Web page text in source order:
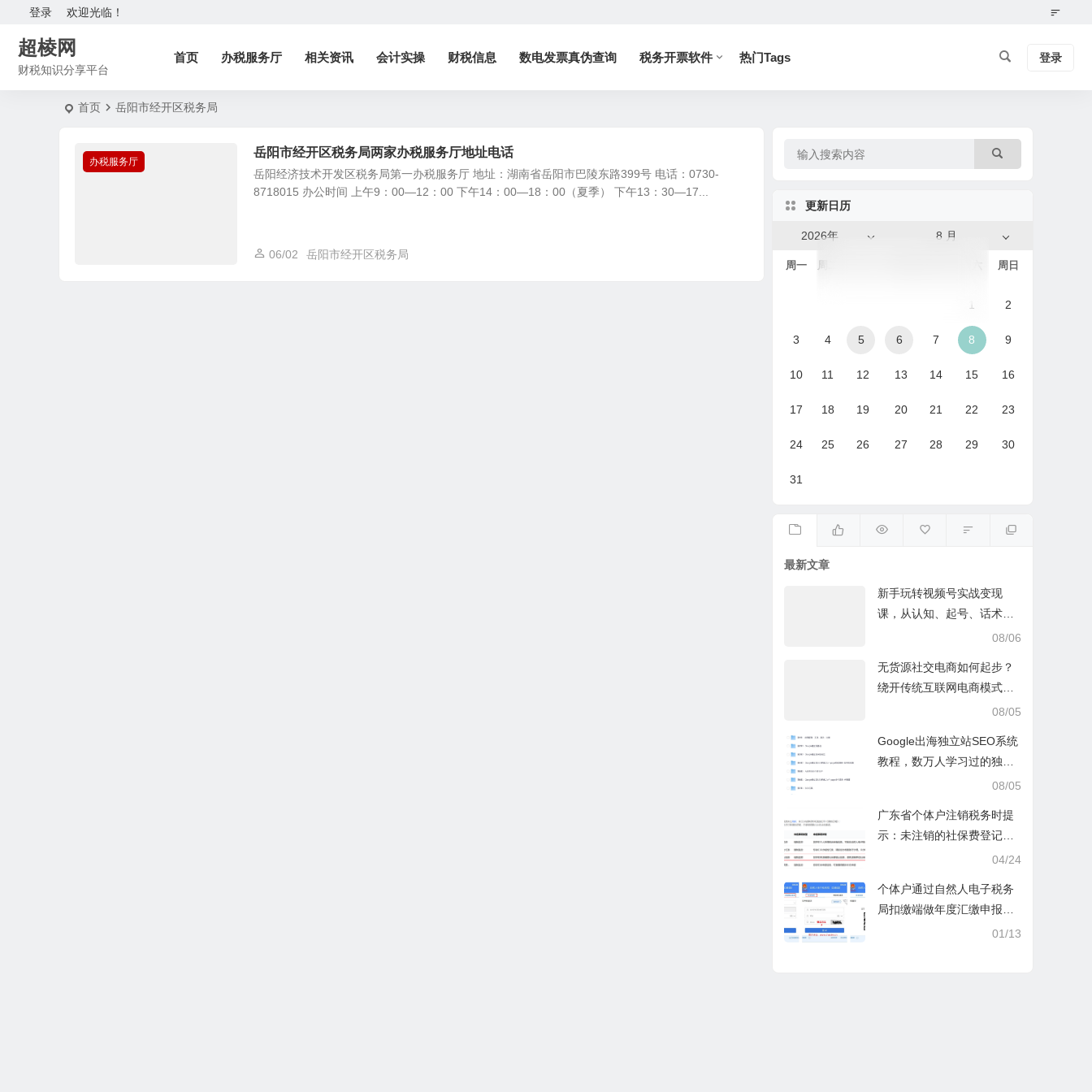
欢迎光临！
登录
超棱网
财税知识分享平台
首页 办税服务厅 相关资讯 会计实操 财税信息 数电发票真伪查询 税务开票软件 热门Tags 登录
首页 岳阳市经开区税务局
办税服务厅
岳阳市经开区税务局两家办税服务厅地址电话
岳阳经济技术开发区税务局第一办税服务厅 地址：湖南省岳阳市巴陵东路399号 电话：0730-
8718015 办公时间 上午9：00—12：00 下午14：00—18：00（夏季） 下午13：30—17...
06/02 岳阳市经开区税务局
更新日历
8 月
2026年
周一 周二 周日
1 2
3 4 5 6 7 8 9
10 11 12 13 14 15 16
17 18 19 20 21 22 23
24 25 26 27 28 29 30
31
最新文章
新手玩转视频号实战变现
课，从认知、起号、话术、
选品、开播到投放的全链路
08/06
无货源社交电商如何起步？
绕开传统互联网电商模式撒
豆成兵，实现跨平台交易实
08/05
Google出海独立站SEO系统
教程，数万人学习过的独立
08/05
广东省个体户注销税务时提
示：未注销的社保费登记信
04/24
个体户通过自然人电子税务
局扣缴端做年度汇缴申报税
时显示要交税，不是可以免
01/13